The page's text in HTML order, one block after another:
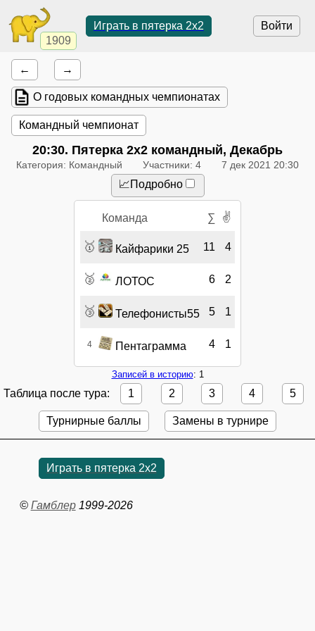
1909
Войти
Играть в пятерка 2x2
← →
О годовых командных чемпионатах
Командный чемпионат
20:30. Пятерка 2x2 командный, Декабрь
Категория: Командный Участники: 4 7 дек 2021 20:30
📈Подробно
Команда ∑ ✌
🥇 Кайфарики 25 11 4
🥈 ЛОТОС 6 2
🥉 Телефонисты55 5 1
4 Пентаграмма 4 1
Записей в историю: 1
Таблица после тура: 1 2 3 4 5
Турнирные баллы Замены в турнире
Играть в пятерка 2x2
© Гамблер1999-2026